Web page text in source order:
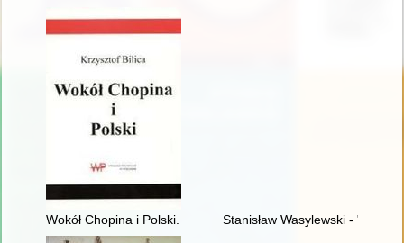
Wokół Chopina i Polski. Siedem szkicówStanisław Wasylewski -